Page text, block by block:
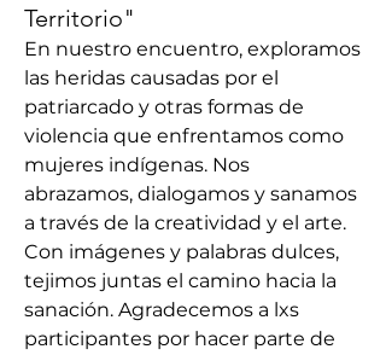
Territorio"
En nuestro encuentro, exploramos
las heridas causadas por el
patriarcado y otras formas de
violencia que enfrentamos como
mujeres indígenas. Nos
abrazamos, dialogamos y sanamos
a través de la creatividad y el arte.
Con imágenes y palabras dulces,
tejimos juntas el camino hacia la
sanación. Agradecemos a lxs
participantes por hacer parte de